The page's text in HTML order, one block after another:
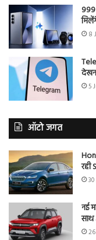
8
5
ऑटो जगत
नई